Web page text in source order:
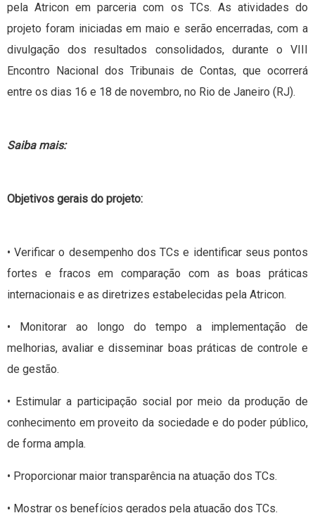
pela Atricon em parceria com os TCs. As atividades do
projeto foram iniciadas em maio e serão encerradas, com a
divulgação dos resultados consolidados, durante o VIII
Encontro Nacional dos Tribunais de Contas, que ocorrerá
entre os dias 16 e 18 de novembro, no Rio de Janeiro (RJ).
Saiba mais:
Objetivos gerais do projeto:
• Verificar o desempenho dos TCs e identificar seus pontos
fortes e fracos em comparação com as boas práticas
internacionais e as diretrizes estabelecidas pela Atricon.
• Monitorar ao longo do tempo a implementação de
melhorias, avaliar e disseminar boas práticas de controle e
de gestão.
• Estimular a participação social por meio da produção de
conhecimento em proveito da sociedade e do poder público,
de forma ampla.
• Proporcionar maior transparência na atuação dos TCs.
• Mostrar os benefícios gerados pela atuação dos TCs.